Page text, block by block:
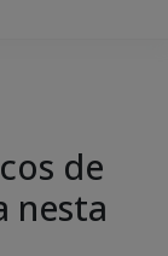
de
nesta